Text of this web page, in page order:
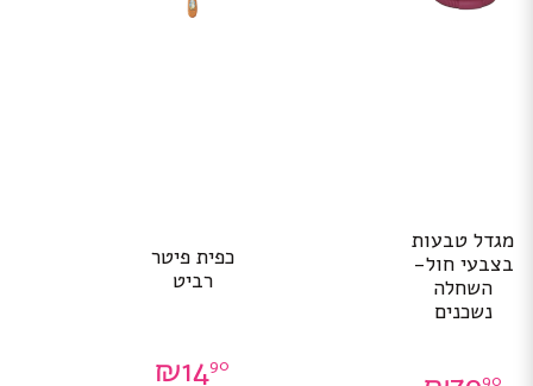
מגדל טבעות
בצבעי חול-
השחלה
נשכנים
90
כפית פיטר
רביט
₪1490